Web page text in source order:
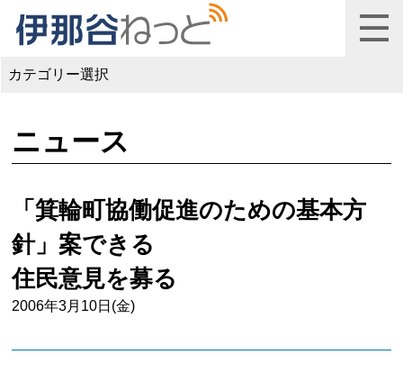
カテゴリー選択
ニュース
「箕輪町協働促進のための基本方
針」案できる
住民意見を募る
2006年3月10日(金)